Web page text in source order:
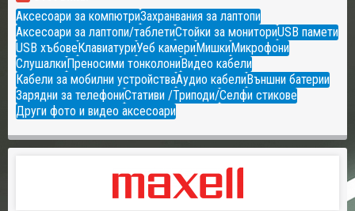
Аксесоари за компютриЗахранвания за лаптопи
Аксесоари за лаптопи/таблетиСтойки за мониториUSB памети
USB хъбовеКлавиатуриУеб камериМишкиМикрофони
СлушалкиПреносими тонколониВидео кабели
Кабели за мобилни устройстваАудио кабелиВъншни батерии
Зарядни за телефониСтативи /Триподи/Селфи стикове
Други фото и видео аксесоари